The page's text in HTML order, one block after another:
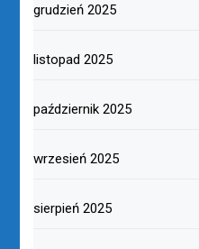
grudzień 2025
listopad 2025
październik 2025
wrzesień 2025
sierpień 2025